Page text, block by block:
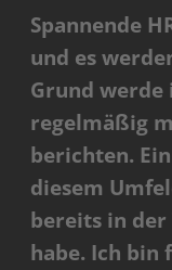
Spannende
und es
Grund
regelmäßig
berichten.
diesem
bereits in
habe. Ich bin